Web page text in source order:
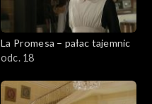
La Promesa – pałac tajemnic
odc. 18